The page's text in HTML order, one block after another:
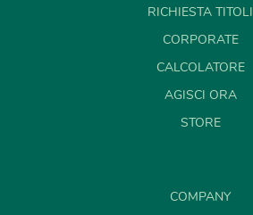
RICHIESTA TITOLI
CORPORATE
CALCOLATORE
AGISCI ORA
STORE
COMPANY